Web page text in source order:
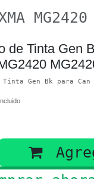
MG2420
de Tinta
PIXMA
Gen Bk para Can